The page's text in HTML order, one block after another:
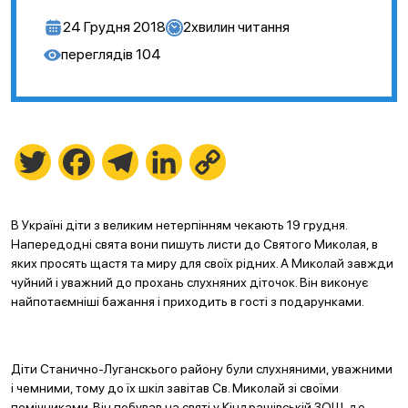
24 Грудня 2018 2хвилин читання
переглядів 104
Twitter FacebookTelegramLinkedIn
В Україні діти з великим нетерпінням чекають 19 грудня.
Напередодні свята вони пишуть листи до Святого Миколая, в
яких просять щастя та миру для своїх рідних. А Миколай завжди
чуйний і уважний до прохань слухняних діточок. Він виконує
найпотаємніші бажання і приходить в гості з подарунками.
Діти Станично-Луганскього району були слухняними, уважними
і чемними, тому до їх шкіл завітав Св. Миколай зі своїми